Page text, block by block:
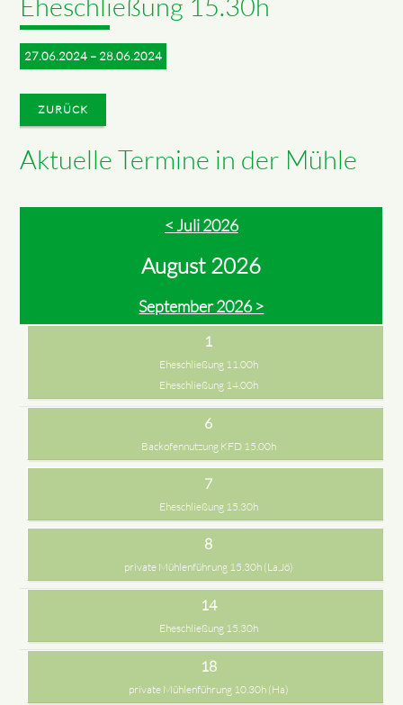
27.06.2024 – 28.06.2024
ZURÜCK
Aktuelle Termine in der Mühle
< Juli 2026
August 2026
September 2026 >
1
Eheschließung 11.00h
Eheschließung 14.00h
6
Backofennutzung KFD 15.00h
7
Eheschließung 15.30h
8
private Mühlenführung 15.30h (La,Jö)
14
Eheschließung 15.30h
18
private Mühlenführung 10.30h (Ha)